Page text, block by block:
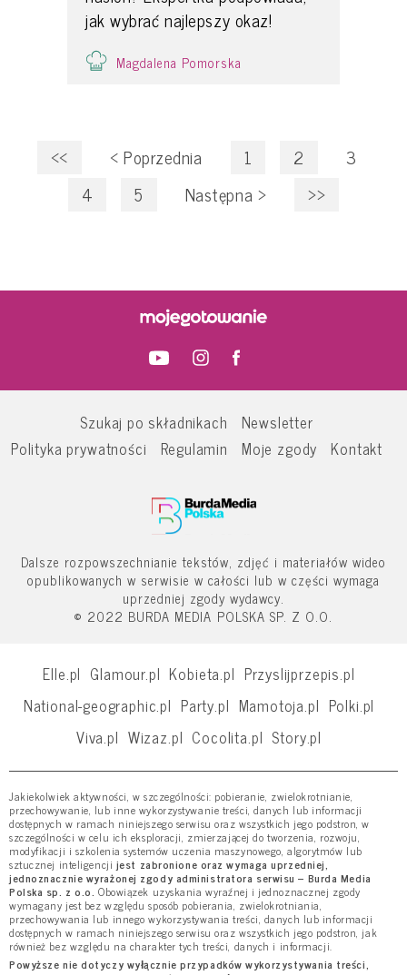
jak wybrać najlepszy okaz!
Magdalena Pomorska
<< < Poprzednia 1 2
3
4
5 Następna > >>
Szukaj po składnikach
Newsletter
Polityka prywatności
Regulamin Moje zgody Kontakt
Dalsze rozpowszechnianie tekstów, zdjęć i materiałów wideo
opublikowanych w serwisie w całości lub w części wymaga
uprzedniej zgody wydawcy.
© 2022 BURDA MEDIA POLSKA SP. Z O.O.
Elle.pl Glamour.pl Kobieta.pl Przyslijprzepis.pl
National-geographic.pl Party.pl Mamotoja.pl Polki.pl
Viva.pl Wizaz.pl Cocolita.pl Story.pl
Jakiekolwiek aktywności, w szczególności: pobieranie, zwielokrotnianie,
przechowywanie, lub inne wykorzystywanie treści, danych lub informacji
dostępnych w ramach niniejszego serwisu oraz wszystkich jego podstron, w
szczególności w celu ich eksploracji, zmierzającej do tworzenia, rozwoju,
modyfikacji i szkolenia systemów uczenia maszynowego, algorytmów lub
sztucznej inteligencji jest zabronione oraz wymaga uprzedniej,
jednoznacznie wyrażonej zgody administratora serwisu – Burda Media
Polska sp. z o.o. Obowiązek uzyskania wyraźnej i jednoznacznej zgody
wymagany jest bez względu sposób pobierania, zwielokrotniania,
przechowywania lub innego wykorzystywania treści, danych lub informacji
dostępnych w ramach niniejszego serwisu oraz wszystkich jego podstron, jak
również bez względu na charakter tych treści, danych i informacji.
Powyższe nie dotyczy wyłącznie przypadków wykorzystywania treści,